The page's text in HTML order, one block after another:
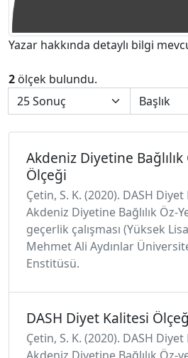
Yazar hakkında detaylı bilgi
2 ölçek bulundu.
Akdeniz Diyetine
Ölçeği
Çetin, S. K. (2020). DASH
Akdeniz Diyetine Bağlılık Öz-
geçerlik çalışması (Yüksek
Mehmet Ali Aydınlar
Enstitüsü.
DASH Diyet Kalitesi
Çetin, S. K. (2020). DASH